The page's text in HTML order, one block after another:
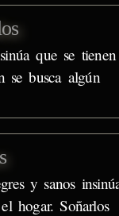
que se tienen
se busca algún
y sanos
hogar. Soñarlos